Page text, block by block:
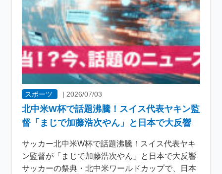
スポーツ |2026/07/03
北中米W杯で話題沸騰！スイス代表ヤキン監
督「まじで加藤浩次やん」と日本で大反響
サッカー北中米W杯で話題沸騰！スイス代表ヤキ
ン監督が「まじで加藤浩次やん」と日本で大反響
サッカーの祭典・北中米ワールドカップで、日本